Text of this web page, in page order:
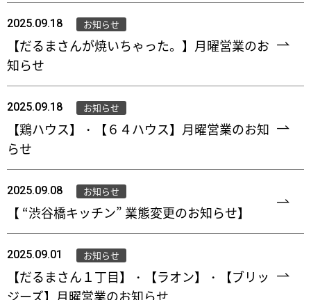
2025.09.18 お知らせ
【だるまさんが焼いちゃった。】月曜営業のお
知らせ
2025.09.18 お知らせ
【鶏ハウス】・【６４ハウス】月曜営業のお知
らせ
2025.09.08 お知らせ
【 “渋谷橋キッチン” 業態変更のお知らせ】
2025.09.01 お知らせ
【だるまさん１丁目】・【ラオン】・【ブリッ
ジーズ】月曜営業のお知らせ